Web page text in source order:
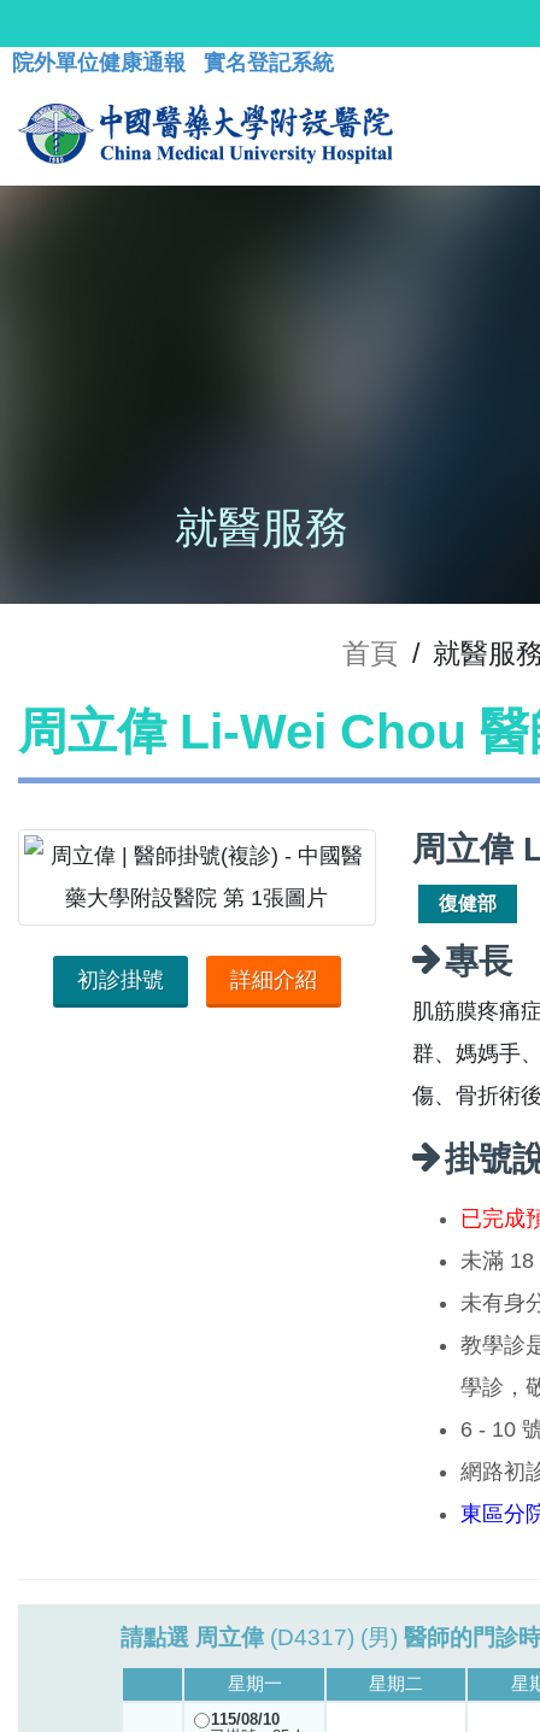
院外單位健康通報 實名登記系統
就醫服務
首頁 / 就醫服
周立偉 Li-Wei Chou
初診掛號 詳細介紹
周立偉
復健部
專長
肌筋膜疼痛
群、媽媽手
傷、骨折術
掛號
已完成
未滿 18
未有身
教學診
學診，
6 - 10
網路初
東區分